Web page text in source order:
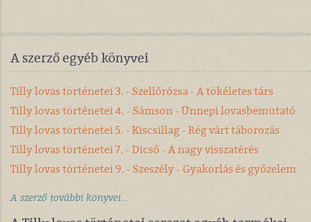
A szerző egyéb könyvei
Tilly lovas történetei 3. - Szellőrózsa - A tökéletes társ
Tilly lovas történetei 4. - Sámson - Ünnepi lovasbemutató
Tilly lovas történetei 5. - Kiscsillag - Rég várt táborozás
Tilly lovas történetei 7. - Dicső - A nagy visszatérés
Tilly lovas történetei 9. - Szeszély - Gyakorlás és győzelem
A szerző további könyvei...